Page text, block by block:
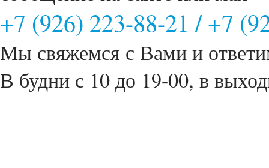
+7 (926) 223-88-21 /+7
Мы свяжемся с Вами и
В будни с 10 до 19-00, в